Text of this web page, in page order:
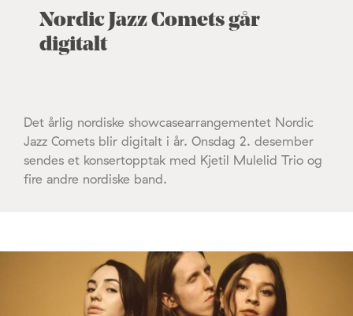
Nordic Jazz Comets går
digitalt
Det årlig nordiske showcasearrangementet Nordic
Jazz Comets blir digitalt i år. Onsdag 2. desember
sendes et konsertopptak med Kjetil Mulelid Trio og
fire andre nordiske band.